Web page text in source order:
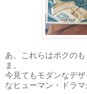
あ、これらはボクの
ま。
今見てもモダンなデ
なヒューマン・ドラマ